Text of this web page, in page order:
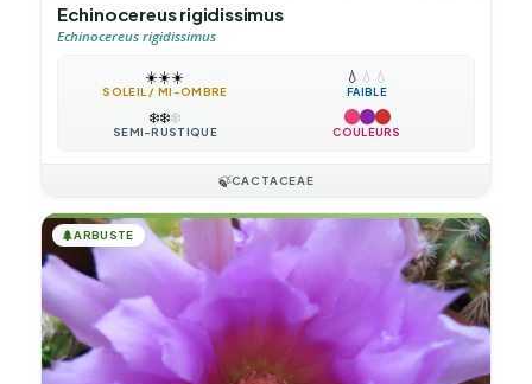
Echinocereus rigidissimus
Echinocereus rigidissimus
☀️☀️☀️
SOLEIL / MI-OMBRE
💧 💧 💧
FAIBLE
❄️❄️❄️
SEMI-RUSTIQUE COULEURS
🍃CACTACEAE
🌲ARBUSTE